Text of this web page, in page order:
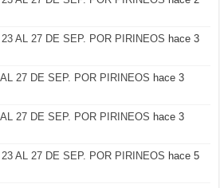
23 AL 27 DE SEP. POR PIRINEOS hace 3
27 DE SEP. POR PIRINEOS hace 3
27 DE SEP. POR PIRINEOS hace 3
23 AL 27 DE SEP. POR PIRINEOS hace 5